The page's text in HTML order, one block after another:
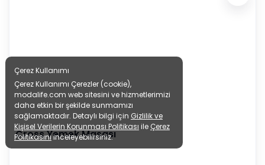
Cross Yemek Masası
Çerez Kullanımı
Çerez Kullanımı Çerezler (cookie),
modalife.com web sitesini ve hizmetlerimizi
daha etkin bir şekilde sunmamızı
sağlamaktadır. Detaylı bilgi için Gizlilik ve
Kişisel Verilerin Korunması Politikası ile Çerez
Politikasınıinceleyebilirsiniz.